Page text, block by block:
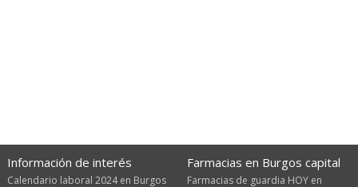
Información de interés
Calendario laboral 2024 en Burgos
Farmacias en Burgos capital
Farmacias de guardia HOY en